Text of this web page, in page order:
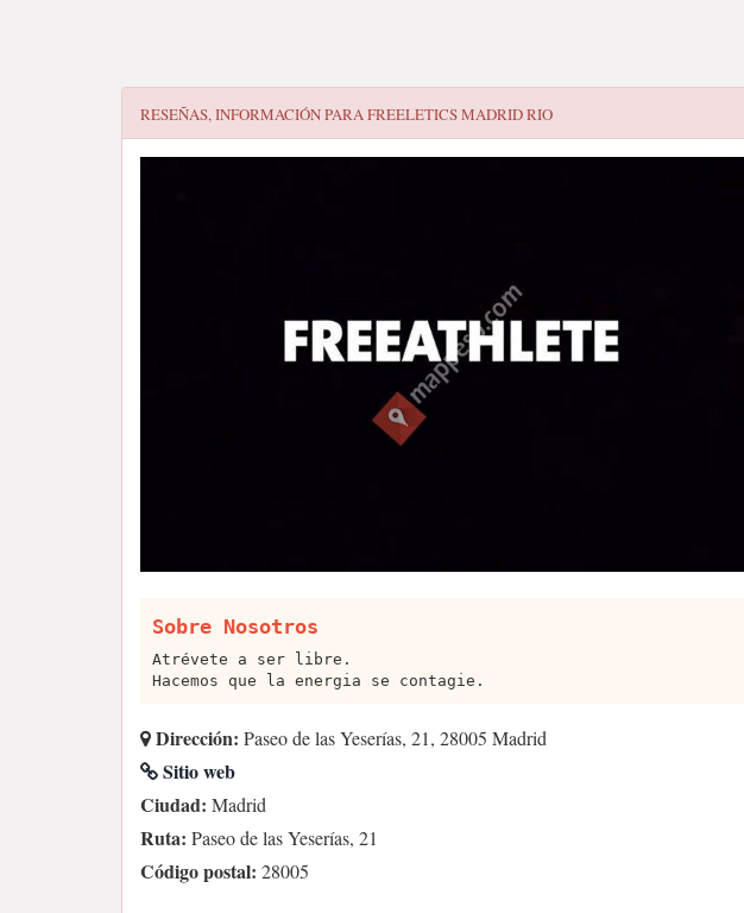
RESEÑAS, INFORMACIÓN PARAFREELETICS MADRID RIO
Sobre Nosotros
Atrévete a ser libre.
Hacemos que la energia se contagie.
Dirección: Paseo de las Yeserías, 21, 28005 Madrid
Sitio web
Ciudad: Madrid
Ruta: Paseo de las Yeserías, 21
Código postal: 28005